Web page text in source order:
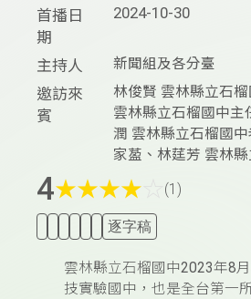
首播日
期
2024-10-30
主持人 新聞組及各分臺
邀訪來
賓
林俊賢 雲林縣立石
雲林縣立石榴國中主
潤 雲林縣立石榴國
家萾、林莛芳 雲林
4★★★★ (1)
逐字稿
雲林縣立石榴國中2023年8
技實驗國中，也是全台第一